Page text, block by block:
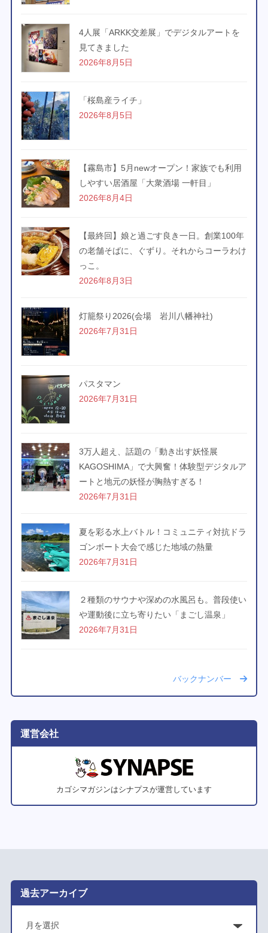
4人展「ARKK交差展」でデジタルアートを
見てきました
2026年8月5日
「桜島産ライチ」
2026年8月5日
【霧島市】5月newオープン！家族でも利用
しやすい居酒屋「大衆酒場 一軒目」
2026年8月4日
【最終回】娘と過ごす良き一日。創業100年
の老舗そばに、ぐずり。それからコーラわけ
っこ。
2026年8月3日
灯籠祭り2026(会場 岩川八幡神社)
2026年7月31日
パスタマン
2026年7月31日
3万人超え、話題の「動き出す妖怪展
KAGOSHIMA」で大興奮！体験型デジタルア
ートと地元の妖怪が胸熱すぎる！
2026年7月31日
夏を彩る水上バトル！コミュニティ対抗ドラ
ゴンボート大会で感じた地域の熱量
2026年7月31日
２種類のサウナや深めの水風呂も。普段使い
や運動後に立ち寄りたい「まごし温泉」
2026年7月31日
バックナンバー
運営会社
カゴシマガジンはシナプスが運営しています
過去アーカイブ
ア